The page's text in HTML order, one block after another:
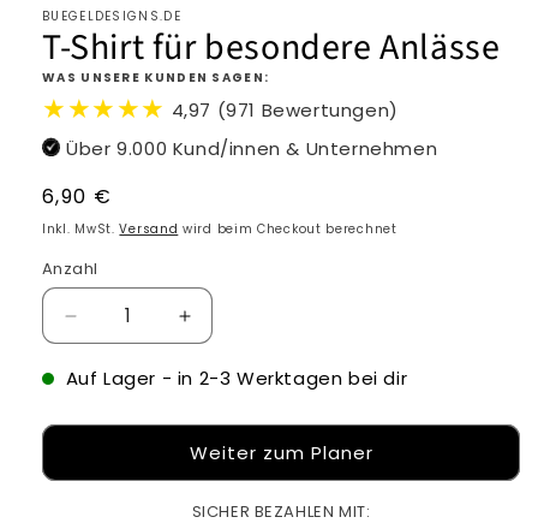
BUEGELDESIGNS.DE
T-Shirt für besondere Anlässe
WAS UNSERE KUNDEN SAGEN:
★★★★★ 4,97 (971 Bewertungen)
Über 9.000 Kund/innen & Unternehmen
Normaler
Preis
6,90 €
Inkl. MwSt.Versand wird beim Checkout berechnet
Anzahl
Verringere
die
Menge
T-
für
Erhöhe
die
Menge
T-
Shirt
für
besondere
Auf Lager - in 2-3 Werktagen bei dir
Weiter zum Planer
SICHER BEZAHLEN MIT: